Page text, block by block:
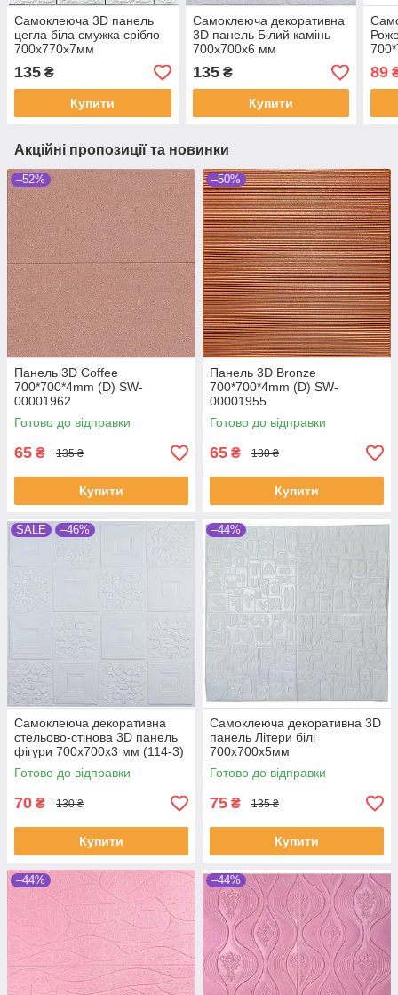
Самоклеюча 3D панель
цегла біла смужка срібло
700х770х7мм
135 ₴
Купити
Самоклеюча декоративна
3D панель Білий камінь
700х700х6 мм
135₴
Купити
89
Акційні пропозиції та новинки
–52%
Панель 3D Coffee
700*700*4mm (D) SW-
00001962
Готово до відправки
65 ₴ 135 ₴
Купити
–50%
Панель 3D Bronze
700*700*4mm (D) SW-
00001955
Готово до відправки
65 ₴ 130 ₴
Купити
SALE –46%
Самоклеюча декоративна
стельово-стінова 3D панель
фігури 700x700x3 мм (114-3)
Готово до відправки
70 ₴ 130 ₴
Купити
–44%
Самоклеюча декоративна 3D
панель Літери білі
700x700x5мм
Готово до відправки
75 ₴ 135 ₴
Купити
–44% –44%